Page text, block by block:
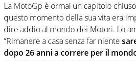
La MotoGp è ormai un capitolo
questo momento della sua vita era
dire addio al mondo dei Motori. Lo
“Rimanere a casa senza far niente
dopo 26 anni a correre per il